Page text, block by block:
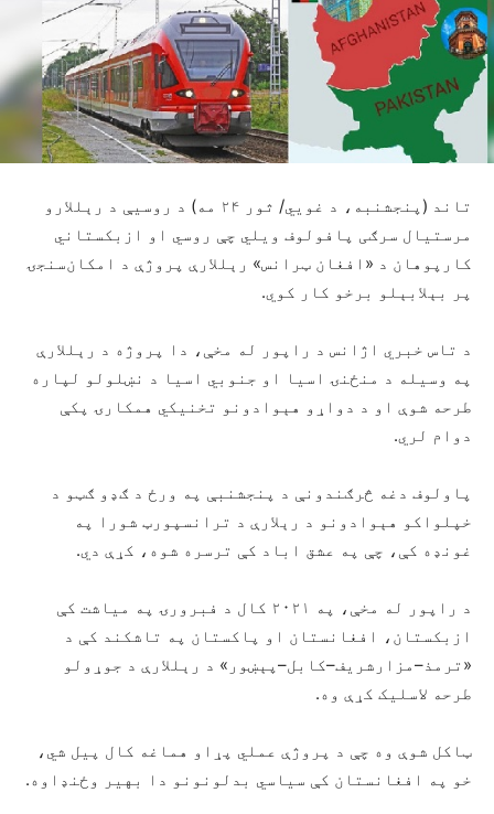
تاند (پنجشنبه، د غويي/ ثور ۲۴ مه) د روسیې د رېللارو
مرستیال سرګی پافولوف ویلي چې روسي او ازبکستاني
کارپوهان د «افغان ټرانس» رېللارې پروژې د امکان‌سنجۍ
پر بېلابېلو برخو کار کوي.
د تاس خبري اژانس د راپور له مخې، دا پروژه د رېللارې
په وسیله د منځنۍ اسیا او جنوبي اسیا د نښلولو لپاره
طرحه شوې او د دواړو هېوادونو تخنیکي همکارۍ پکې
دوام لري.
پاولوف دغه څرګندونې د پنجشنبې په ورځ د ګډو ګټو د
خپلواکو هېوادونو د رېلارې د ترانسپورټ شورا په
غونډه کې، چې په عشق اباد کې ترسره شوه، کړې دي.
د راپور له مخې، په ۲۰۲۱ کال د فبرورۍ په میاشت کې
ازبکستان، افغانستان او پاکستان په تاشکند کې د
«ترمذ–مزارشریف–کابل–پېښور» د رېللارې د جوړولو
طرحه لاسلیک کړې وه.
ټاکل شوې وه چې د پروژې عملي پړاو هماغه کال پیل شي،
خو په افغانستان کې سیاسي بدلونونو دا بهیر وځنډاوه.